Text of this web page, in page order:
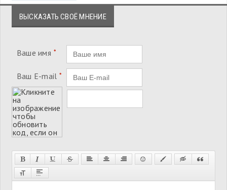
ВЫСКАЗАТЬ СВОЁ МНЕНИЕ
Ваше имя *
Ваш E-mail *